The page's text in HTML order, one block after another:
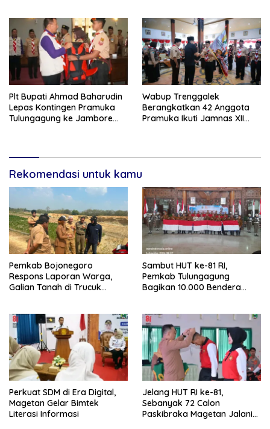
Plt Bupati Ahmad Baharudin
Lepas Kontingen Pramuka
Tulungagung ke Jambore
Wabup Trenggalek
Berangkatkan 42 Anggota
Pramuka Ikuti Jamnas XII
Rekomendasi untuk kamu
Pemkab Bojonegoro
Respons Laporan Warga,
Galian Tanah di Trucuk
Sambut HUT ke-81 RI,
Pemkab Tulungagung
Bagikan 10.000 Bendera
Perkuat SDM di Era Digital,
Magetan Gelar Bimtek
Literasi Informasi
Jelang HUT RI ke-81,
Sebanyak 72 Calon
Paskibraka Magetan Jalani